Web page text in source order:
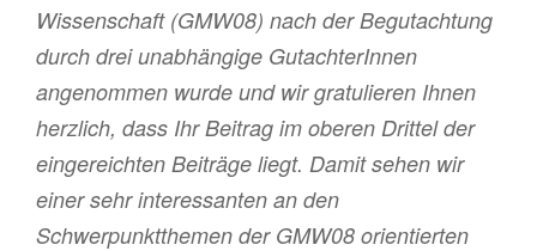
Wissenschaft (GMW08) nach der Begutachtung
durch drei unabhängige GutachterInnen
angenommen wurde und wir gratulieren Ihnen
herzlich, dass Ihr Beitrag im oberen Drittel der
eingereichten Beiträge liegt. Damit sehen wir
einer sehr interessanten an den
Schwerpunktthemen der GMW08 orientierten